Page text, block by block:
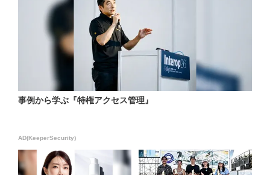
事例から学ぶ『特権アクセス管理』
AD(KeeperSecurity)